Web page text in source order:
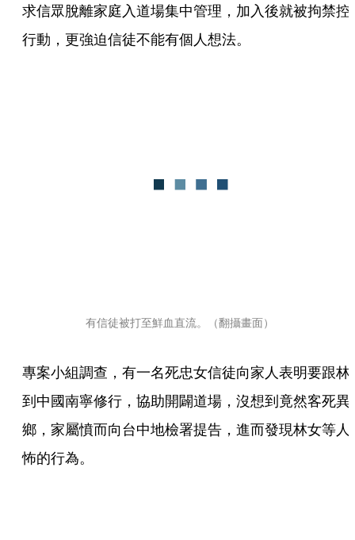
求信眾脫離家庭入道場集中管理，加入後就被拘禁控
行動，更強迫信徒不能有個人想法。
有信徒被打至鮮血直流。（翻攝畫面）
專案小組調查，有一名死忠女信徒向家人表明要跟林
到中國南寧修行，協助開闢道場，沒想到竟然客死異
鄉，家屬憤而向台中地檢署提告，進而發現林女等人
怖的行為。